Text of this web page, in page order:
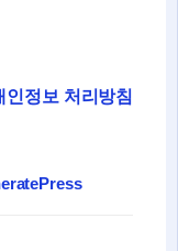
인정보 처리방침